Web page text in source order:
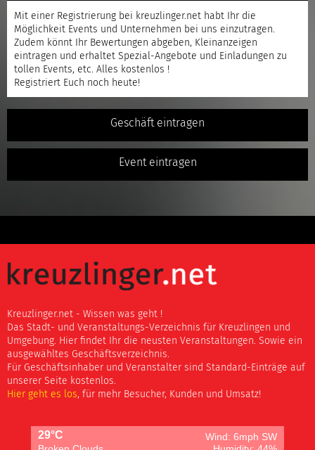
Mit einer Registrierung bei kreuzlinger.net habt Ihr die
Möglichkeit Events und Unternehmen bei uns einzutragen.
Zudem könnt Ihr Bewertungen abgeben, Kleinanzeigen
eintragen und erhaltet Spezial-Angebote und Einladungen zu
tollen Events, etc. Alles kostenlos !
Registriert Euch noch heute!
Geschäft eintragen
Event eintragen
Kreuzlinger.net - Wissen was geht !
Das Stadt- und Veranstaltungs-Verzeichnis für Kreuzlingen und
Umgebung. Hier findet Ihr die neusten Veranstaltungen. Sowie ein
ausgewähltes Geschäftsverzeichnis.
Für Geschäftsinhaber und Veranstalter sind Standard-Einträge auf
unserer Seite kostenlos.
Hier geht es los, für mehr Besucher, Kunden und Umsatz!
29°C
Wind: 6mph SW